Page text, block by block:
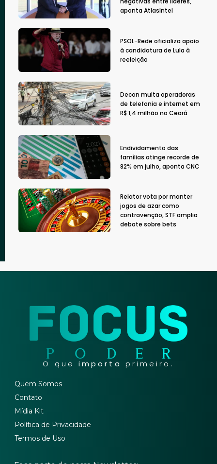
aponta AtlasIntel
PSOL-Rede oficializa apoio
à candidatura de Lula à
reeleição
Decon multa operadoras
de telefonia e internet em
R$ 1,4 milhão no Ceará
Endividamento das
famílias atinge recorde de
82% em julho, aponta CNC
Relator vota por manter
jogos de azar como
contravenção; STF amplia
debate sobre bets
O que importa primeiro.
Quem Somos
Contato
Mídia Kit
Política de Privacidade
Termos de Uso